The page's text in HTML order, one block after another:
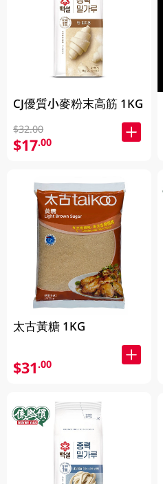
CJ優質小麥粉末高筋 1KG
$32.00
$17.00
太古黃糖 1KG
$31.00